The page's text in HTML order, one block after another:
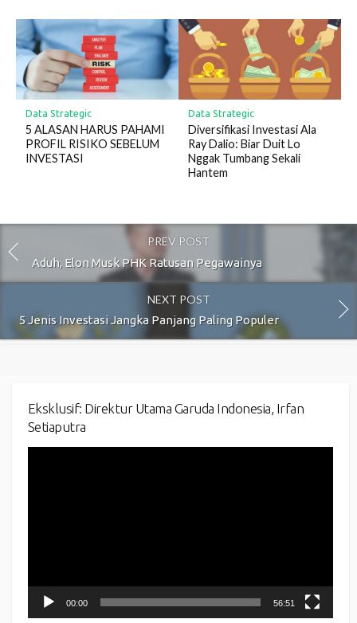
Data Strategic
5 ALASAN HARUS PAHAMI
PROFIL RISIKO SEBELUM
INVESTASI
Data Strategic
Diversifikasi Investasi Ala
Ray Dalio: Biar Duit Lo
Nggak Tumbang Sekali
Hantem
PREV POST
Aduh, Elon Musk PHK Ratusan Pegawainya
NEXT POST
5 Jenis Investasi Jangka Panjang Paling Populer
Eksklusif: Direktur Utama Garuda Indonesia, Irfan
Setiaputra
00:00 56:51